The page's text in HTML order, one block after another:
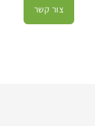
צור קשר